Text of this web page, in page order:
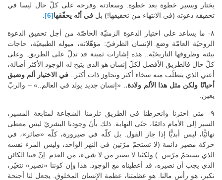
يختار ويسير خطوة بعد خطوة. وسعادته وفرحه على كلّ حال ليسا في
تحقيقه دعوته (في الانتهاء من تحقيقها!) بل في أنّه يحقّقها[6]
٨- ما يساعد على اختيار الدعوة الزمنيّة الخاصّة من أجل تحقيق الدعوة
الروحيّة العامّة وضع الإنسان الظرفيّ: مؤهّلاته، ميوله الطبيعيّة، حاجات
بيئته وظروفها التاريخيّة.. هذه إشارات ثمينة قد تدلّ على الطريق. وعلى
كلّ حال فالطريق الأفضل لكلّ إنسان هو الذي يتيح له الوجود الأكثر أصالة،
أعني الذي يتطلّب منه سخاء أكثر وتجاوز ذات أكثر.. في الاختيار ألم وضيق
أحيانًا ولكن مثل هذا الألم ولادة. . «إنسان جديد يولد في العالم..» – والربّ
يعين.
٩- متى اخترنا وانخرطنا في الطريق تلزمنا الشجاعة لمتابعة المسير،
السير إلى الأمام دائمًا، حتّى النهاية. ذلك بأنّ وجودنا البشريّ ليس معطى
نهائيًّا، ليس أبديًّا إذا جاز القول. بل كلّه في صيرورة، كلّه «صائر»، في
حركة مصير دائمة (لا تستحمّ مرّتين في النهر الواحد، وليس المرء نفسه
الذي يستحمّ مرّتين..) ولكنّنا لا نصير من لا شيء، من العدم: إنّ فينا الكائن
الذي يجب أن نصيره، قد أعطيناه مع الوجود. هذا وإن كوننا «نصير» نتغيّر،
نكبر، هو رأس مالنا. هو عظمتنا، عظمة الإنسان المخلوق. يجعل لنا أجنحة